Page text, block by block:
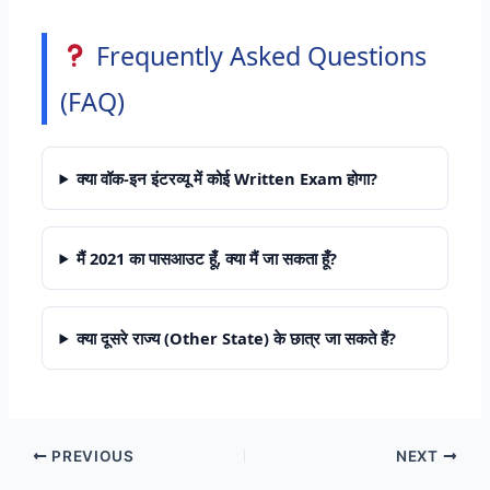
Frequently Asked Questions
(FAQ)
क्या वॉक-इन इंटरव्यू में कोई Written Exam होगा?
मैं 2021 का पासआउट हूँ, क्या मैं जा सकता हूँ?
क्या दूसरे राज्य (Other State) के छात्र जा सकते हैं?
PREVIOUS NEXT